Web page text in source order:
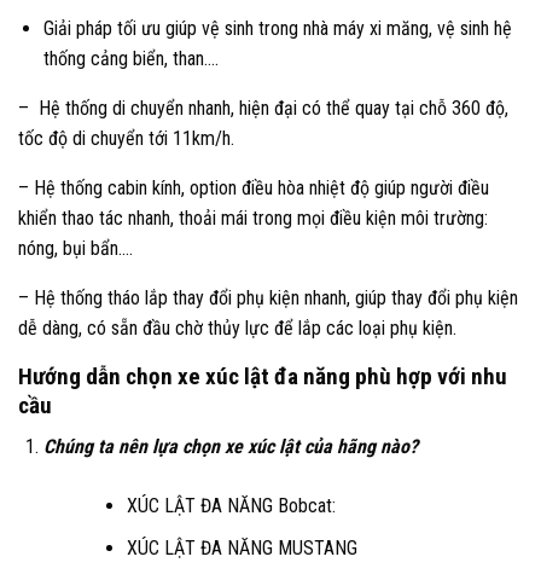
Giải pháp tối ưu giúp vệ sinh trong nhà máy xi măng, vệ sinh hệ
thống cảng biển, than….
– Hệ thống di chuyển nhanh, hiện đại có thể quay tại chỗ 360 độ,
tốc độ di chuyển tới 11km/h.
– Hệ thống cabin kính, option điều hòa nhiệt độ giúp người điều
khiển thao tác nhanh, thoải mái trong mọi điều kiện môi trường:
nóng, bụi bẩn….
– Hệ thống tháo lắp thay đổi phụ kiện nhanh, giúp thay đổi phụ kiện
dễ dàng, có sẵn đầu chờ thủy lực để lắp các loại phụ kiện.
Hướng dẫn chọn xe xúc lật đa năng phù hợp với nhu
cầu
Chúng ta nên lựa chọn xe xúc lật của hãng nào?
XÚC LẬT ĐA NĂNG Bobcat:
XÚC LẬT ĐA NĂNG MUSTANG